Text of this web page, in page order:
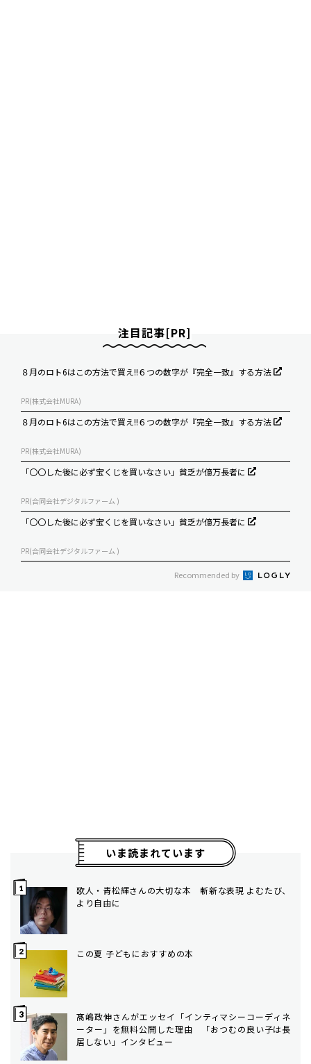
注目記事[PR]
８月のロト6はこの方法で買え!!６つの数字が『完全一致』する方法
PR(株式会社MURA)
８月のロト6はこの方法で買え!!６つの数字が『完全一致』する方法
PR(株式会社MURA)
「〇〇した後に必ず宝くじを買いなさい」貧乏が億万長者に
PR(合同会社デジタルファーム )
「〇〇した後に必ず宝くじを買いなさい」貧乏が億万長者に
PR(合同会社デジタルファーム )
Recommended by
いま読まれています
歌人・青松輝さんの大切な本 斬新な表現 よむたび、
より自由に
この夏 子どもにおすすめの本
髙嶋政伸さんがエッセイ「インティマシーコーディネ
ーター」を無料公開した理由 「おつむの良い子は長
居しない」インタビュー